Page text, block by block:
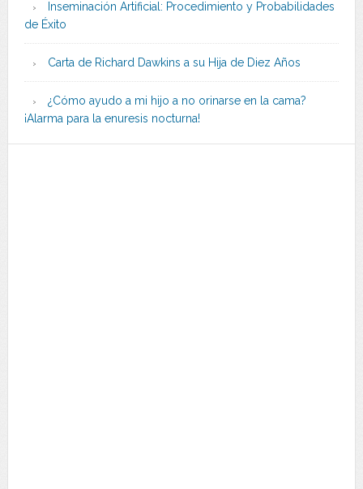
Inseminación Artificial: Procedimiento y Probabilidades
de Éxito
Carta de Richard Dawkins a su Hija de Diez Años
¿Cómo ayudo a mi hijo a no orinarse en la cama?
¡Alarma para la enuresis nocturna!